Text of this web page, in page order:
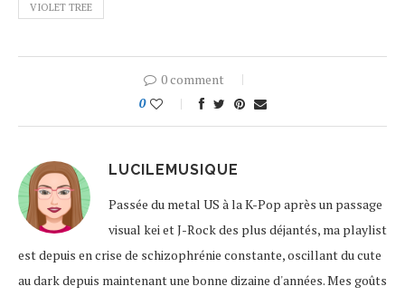
VIOLET TREE
0 comment
0
LUCILEMUSIQUE
Passée du metal US à la K-Pop après un passage
visual kei et J-Rock des plus déjantés, ma playlist
est depuis en crise de schizophrénie constante, oscillant du cute
au dark depuis maintenant une bonne dizaine d'années. Mes goûts